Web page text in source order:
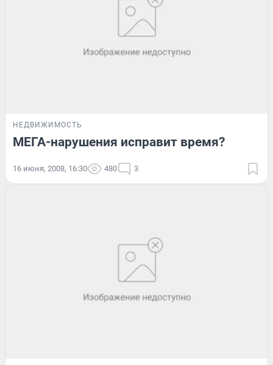
НЕДВИЖИМОСТЬ
МЕГА-нарушения исправит время?
16 июня, 2008, 16:30 480 3